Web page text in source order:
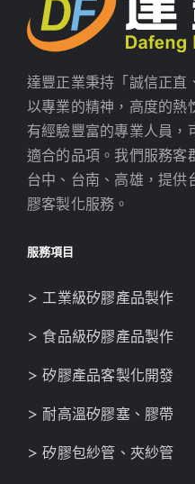
達豐正業秉持「誠信正直
以專業的精神，高度的熱
有經驗豐富的專業人員，
適合的品項。我們服務客
台中、台南、高雄，提供
膠客製化服務。
服務項目
> 工業級矽膠產品製作
> 食品級矽膠產品製作
> 矽膠產品客製化開發
> 耐高溫矽膠塞、膠帶
> 矽膠包紗管、夾紗管